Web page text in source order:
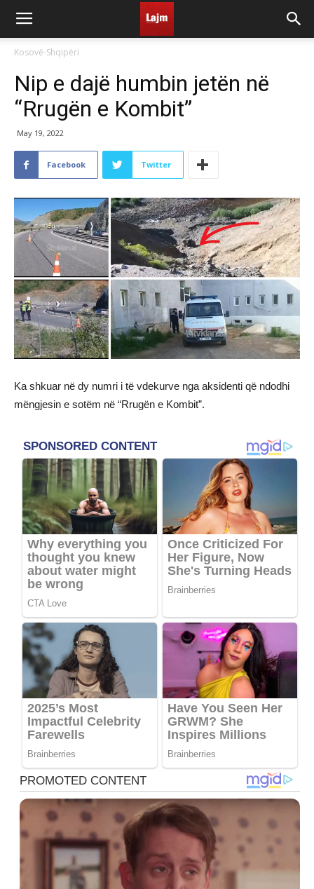
Kosovë-Shqipëri
Nip e dajë humbin jetën në
“Rrugën e Kombit”
May 19, 2022
Facebook Twitter
Ka shkuar në dy numri i të vdekurve nga aksidenti që ndodhi
mëngjesin e sotëm në “Rrugën e Kombit”.